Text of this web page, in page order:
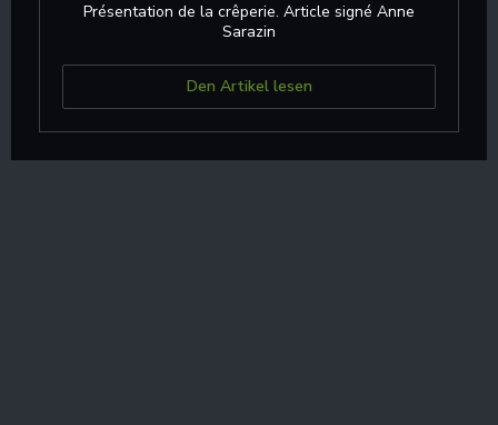
Présentation de la crêperie. Article signé Anne
Sarazin
Den Artikel lesen((öffnet ein neues